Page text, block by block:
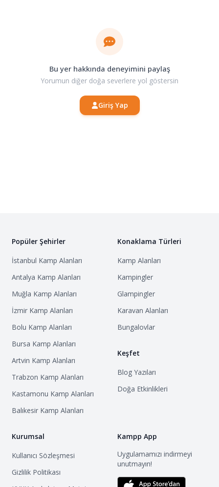
Bu yer hakkında deneyimini paylaş
Yorumun diğer doğa severlere yol göstersin
Giriş Yap
Popüler Şehirler
İstanbul Kamp Alanları
Antalya Kamp Alanları
Muğla Kamp Alanları
İzmir Kamp Alanları
Bolu Kamp Alanları
Bursa Kamp Alanları
Artvin Kamp Alanları
Trabzon Kamp Alanları
Kastamonu Kamp Alanları
Balıkesir Kamp Alanları
Konaklama Türleri
Kamp Alanları
Kampingler
Glampingler
Karavan Alanları
Bungalovlar
Keşfet
Blog Yazıları
Doğa Etkinlikleri
Kurumsal
Kullanıcı Sözleşmesi
Gizlilik Politikası
Kampp App
Uygulamamızı indirmeyi
unutmayın!